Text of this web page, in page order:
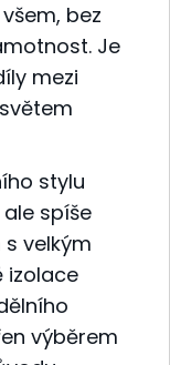
bez
Je
mezi
stylu
spíše
velkým
izolace
výběrem